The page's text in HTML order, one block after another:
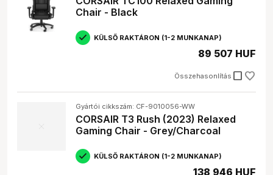
Chair - Black
KÜLSŐ RAKTÁRON (1-2 MUNKANAP)
Összehasonlítás check_box_outline_blank
89 507 HUF
Gyártói cikkszám: CF-9010056-WW
CORSAIR T3 Rush (2023) Relaxed
Gaming Chair - Grey/Charcoal
KÜLSŐ RAKTÁRON (1-2 MUNKANAP)
138 946 HUF